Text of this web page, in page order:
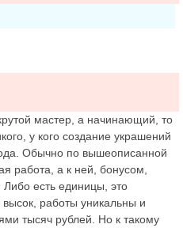
мастер, а начинающий, то
у кого создание украшений
Обычно по вышеописанной
работа, а к ней, бонусом,
есть единицы, это
работы уникальны и
тысяч рублей. Но к такому